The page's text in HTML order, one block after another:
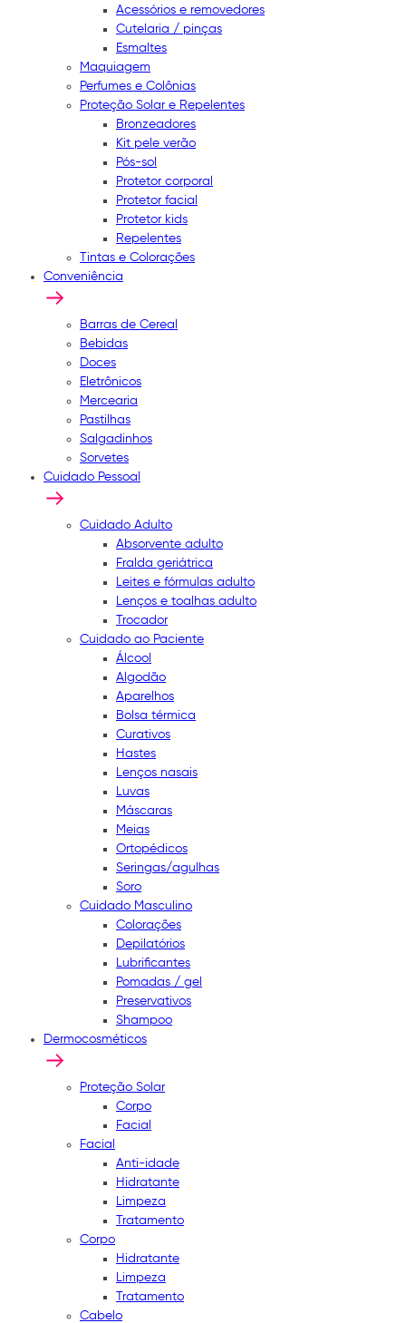
Acessórios e removedores
Cutelaria / pinças
Esmaltes
Maquiagem
Perfumes e Colônias
Proteção Solar e Repelentes
Bronzeadores
Kit pele verão
Pós-sol
Protetor corporal
Protetor facial
Protetor kids
Repelentes
Tintas e Colorações
Conveniência
Barras de Cereal
Bebidas
Doces
Eletrônicos
Mercearia
Pastilhas
Salgadinhos
Sorvetes
Cuidado Pessoal
Cuidado Adulto
Absorvente adulto
Fralda geriátrica
Leites e fórmulas adulto
Lenços e toalhas adulto
Trocador
Cuidado ao Paciente
Álcool
Algodão
Aparelhos
Bolsa térmica
Curativos
Hastes
Lenços nasais
Luvas
Máscaras
Meias
Ortopédicos
Seringas/agulhas
Soro
Cuidado Masculino
Colorações
Depilatórios
Lubrificantes
Pomadas / gel
Preservativos
Shampoo
Dermocosméticos
Proteção Solar
Corpo
Facial
Facial
Anti-idade
Hidratante
Limpeza
Tratamento
Corpo
Hidratante
Limpeza
Tratamento
Cabelo